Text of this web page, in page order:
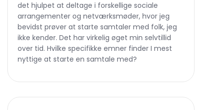
det hjulpet at deltage i forskellige sociale
arrangementer og netværksmøder, hvor jeg
bevidst prøver at starte samtaler med folk, jeg
ikke kender. Det har virkelig øget min selvtillid
over tid. Hvilke specifikke emner finder I mest
nyttige at starte en samtale med?